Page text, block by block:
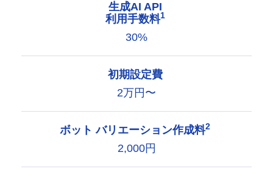
生成AI API
利用手数料1
30%
初期設定費
2万円〜
ボット バリエーション作成料2
2,000円